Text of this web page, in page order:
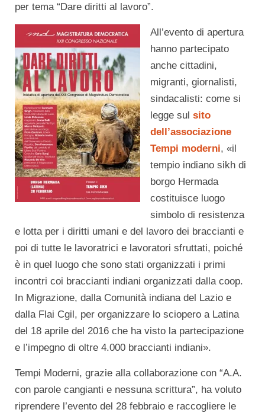
per tema “Dare diritti al lavoro”.
All’evento di apertura
hanno partecipato
anche cittadini,
migranti, giornalisti,
sindacalisti: come si
legge sul sito
dell’associazione
Tempi moderni, «il
tempio indiano sikh di
borgo Hermada
costituisce luogo
simbolo di resistenza
e lotta per i diritti umani e del lavoro dei braccianti e
poi di tutte le lavoratrici e lavoratori sfruttati, poiché
è in quel luogo che sono stati organizzati i primi
incontri coi braccianti indiani organizzati dalla coop.
In Migrazione, dalla Comunità indiana del Lazio e
dalla Flai Cgil, per organizzare lo sciopero a Latina
del 18 aprile del 2016 che ha visto la partecipazione
e l’impegno di oltre 4.000 braccianti indiani».
Tempi Moderni, grazie alla collaborazione con “A.A.
con parole cangianti e nessuna scrittura”, ha voluto
riprendere l’evento del 28 febbraio e raccogliere le